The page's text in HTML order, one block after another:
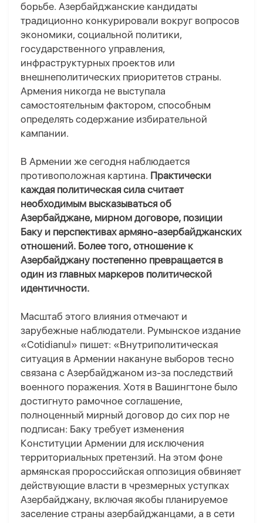
борьбе. Азербайджанские кандидаты
традиционно конкурировали вокруг вопросов
экономики, социальной политики,
государственного управления,
инфраструктурных проектов или
внешнеполитических приоритетов страны.
Армения никогда не выступала
самостоятельным фактором, способным
определять содержание избирательной
кампании.
В Армении же сегодня наблюдается
противоположная картина. Практически
каждая политическая сила считает
необходимым высказываться об
Азербайджане, мирном договоре, позиции
Баку и перспективах армяно-азербайджанских
отношений. Более того, отношение к
Азербайджану постепенно превращается в
один из главных маркеров политической
идентичности.
Масштаб этого влияния отмечают и
зарубежные наблюдатели. Румынское издание
«Cotidianul» пишет: «Внутриполитическая
ситуация в Армении накануне выборов тесно
связана с Азербайджаном из-за последствий
военного поражения. Хотя в Вашингтоне было
достигнуто рамочное соглашение,
полноценный мирный договор до сих пор не
подписан: Баку требует изменения
Конституции Армении для исключения
территориальных претензий. На этом фоне
армянская пророссийская оппозиция обвиняет
действующие власти в чрезмерных уступках
Азербайджану, включая якобы планируемое
заселение страны азербайджанцами, а в сети